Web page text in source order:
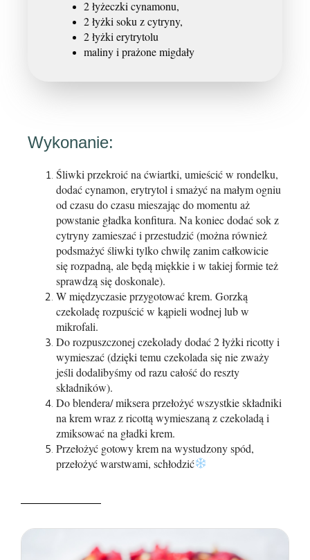
2 łyżeczki cynamonu,
2 łyżki soku z cytryny,
2 łyżki erytrytolu
maliny i prażone migdały
Wykonanie:
Śliwki przekroić na ćwiartki, umieścić w rondelku,
dodać cynamon, erytrytol i smażyć na małym ogniu
od czasu do czasu mieszając do momentu aż
powstanie gładka konfitura. Na koniec dodać sok z
cytryny zamieszać i przestudzić (można również
podsmażyć śliwki tylko chwilę zanim całkowicie
się rozpadną, ale będą miękkie i w takiej formie też
sprawdzą się doskonale).
W międzyczasie przygotować krem. Gorzką
czekoladę rozpuścić w kąpieli wodnej lub w
mikrofali.
Do rozpuszczonej czekolady dodać 2 łyżki ricotty i
wymieszać (dzięki temu czekolada się nie zważy
jeśli dodalibyśmy od razu całość do reszty
składników).
Do blendera/ miksera przełożyć wszystkie składniki
na krem wraz z ricottą wymieszaną z czekoladą i
zmiksować na gładki krem.
Przełożyć gotowy krem na wystudzony spód,
przełożyć warstwami, schłodzić